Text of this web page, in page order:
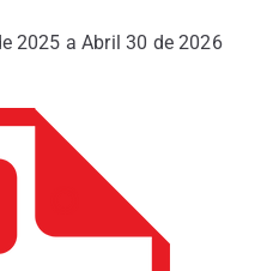
2025 a Abril 30 de 2026